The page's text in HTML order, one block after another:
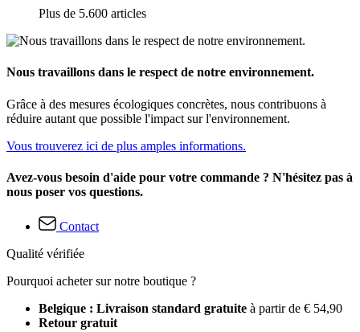
Plus de 5.600 articles
Nous travaillons dans le respect de notre environnement.
Grâce à des mesures écologiques concrètes, nous contribuons à
réduire autant que possible l'impact sur l'environnement.
Vous trouverez ici de plus amples informations.
Avez-vous besoin d'aide pour votre commande ? N'hésitez pas à
nous poser vos questions.
Contact
Qualité vérifiée
Pourquoi acheter sur notre boutique ?
Belgique : Livraison standard gratuite à partir de € 54,90
Retour gratuit